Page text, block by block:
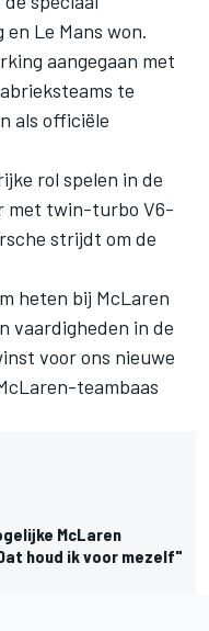
Le Mans won.
aangegaan met
te
als officiële
rol spelen in de
met twin-turbo V6-
strijdt om de
heten bij McLaren
vaardigheden in de
voor ons nieuwe
teambaas
McLaren
houd ik voor mezelf"